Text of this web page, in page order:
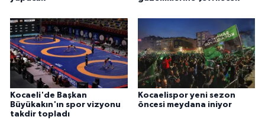
Kocaeli'de Başkan
Büyükakın'ın spor vizyonu
takdir topladı
Kocaelispor yeni sezon
öncesi meydana iniyor